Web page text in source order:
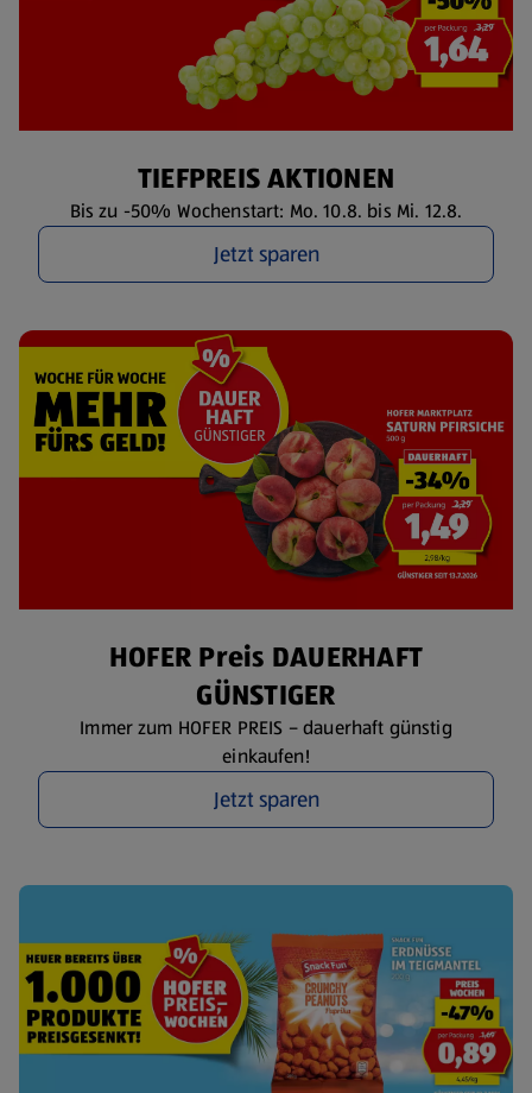
TIEFPREIS AKTIONEN
Bis zu -50% Wochenstart: Mo. 10.8. bis Mi. 12.8.
Jetzt sparen
HOFER Preis DAUERHAFT
GÜNSTIGER
Immer zum HOFER PREIS – dauerhaft günstig
einkaufen!
Jetzt sparen